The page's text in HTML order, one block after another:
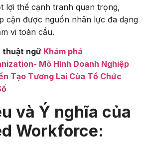
lợi thế cạnh tranh quan trọng,
cận được nguồn nhân lực đa dạng
vi toàn cầu.
thuật ngữ Khám phá
Mô Hình Doanh Nghiệp
Tạo Tương Lai Của Tổ Chức
và Ý nghĩa của
Workforce: